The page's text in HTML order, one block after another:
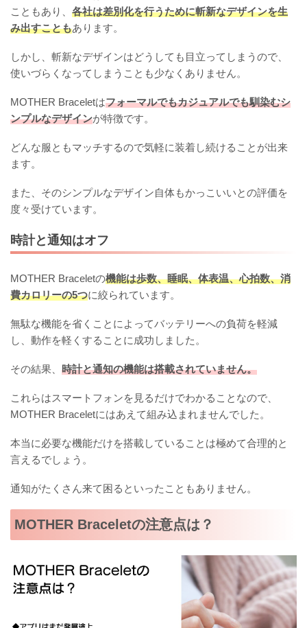
こともあり、 各社は差別化を行うために斬新なデザインを生
み出すこともあります。
しかし、斬新なデザインはどうしても目立ってしまうので、
使いづらくなってしまうことも少なくありません。
MOTHER Braceletはフォーマルでもカジュアルでも馴染むシ
ンプルなデザインが特徴です。
どんな服ともマッチするので気軽に装着し続けることが出来
ます。
また、そのシンプルなデザイン自体もかっこいいとの評価を
度々受けています。
時計と通知はオフ
MOTHER Braceletの機能は歩数、睡眠、体表温、心拍数、消
費カロリーの5つに絞られています。
無駄な機能を省くことによってバッテリーへの負荷を軽減
し、動作を軽くすることに成功しました。
その結果、 時計と通知の機能は搭載されていません。
これらはスマートフォンを見るだけでわかることなので、
MOTHER Braceletにはあえて組み込まれませんでした。
本当に必要な機能だけを搭載していることは極めて合理的と
言えるでしょう。
通知がたくさん来て困るといったこともありません。
MOTHER Braceletの注意点は？